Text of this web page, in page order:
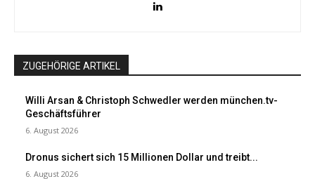
ZUGEHÖRIGE ARTIKEL
Willi Arsan & Christoph Schwedler werden münchen.tv-
Geschäftsführer
6. August 2026
Dronus sichert sich 15 Millionen Dollar und treibt...
6. August 2026